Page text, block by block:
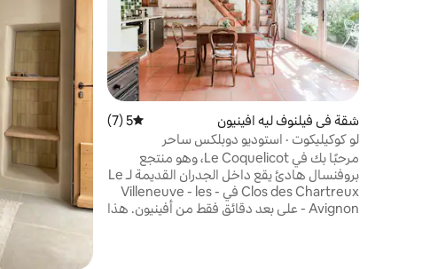
شقة في فيلنوف ليه افينيون متوسط التقييم 5 من 5، 7 مراجعات
5 (7)
لو كوكيليكوت · استوديو دوبلكس ساحر
مرحبًا بك في Le Coquelicot، وهو منتجع
بروفنسال هادئ يقع داخل الجدران القديمة لـ Le
Clos des Chartreux في Villeneuve - les -
Avignon - على بعد دقائق فقط من أفينيون. هذا